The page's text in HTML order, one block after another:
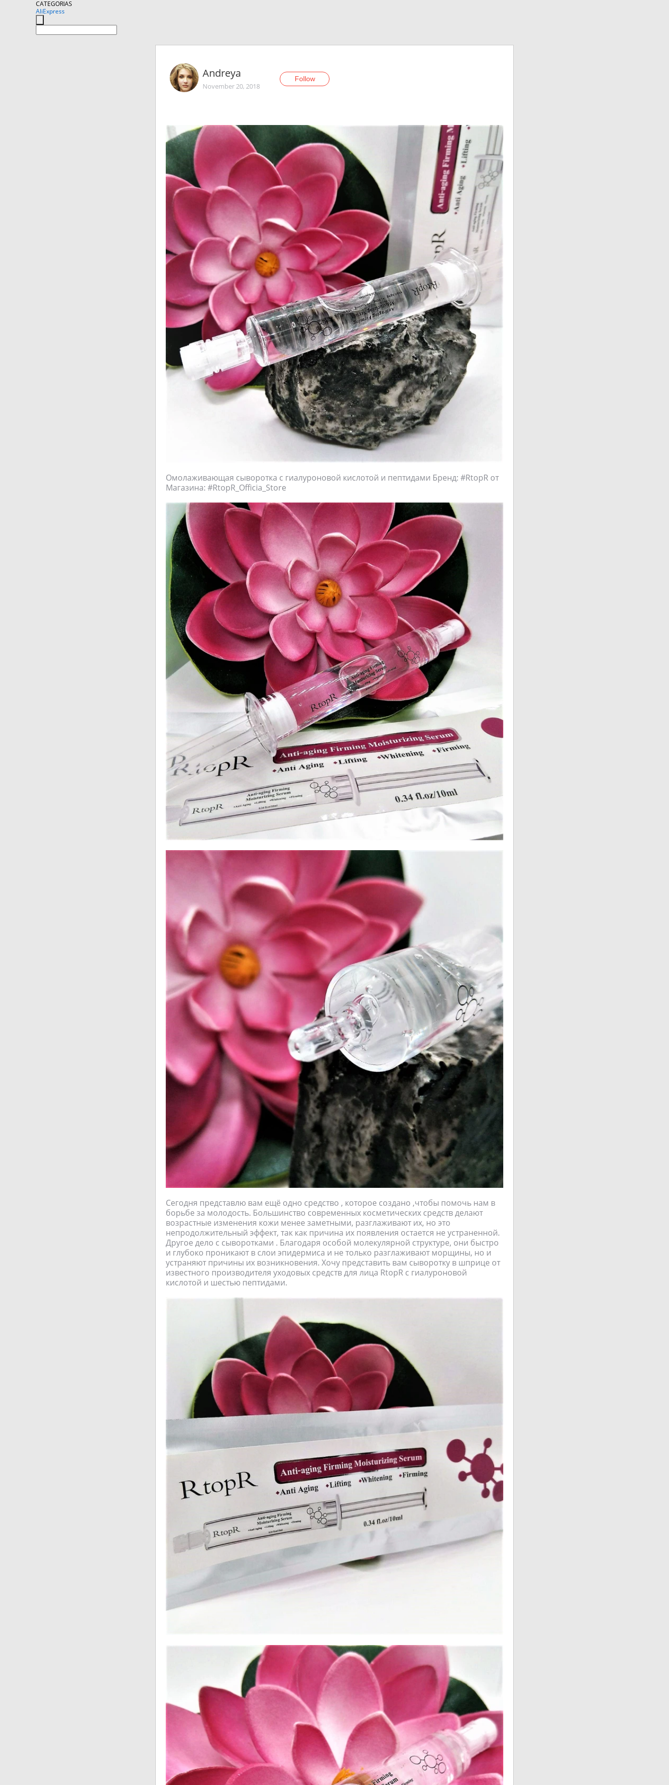
CATEGORIAS
AliExpress
Andreуa
November 20, 2018
Follow
Омолаживающая сыворотка с гиалуроновой кислотой и пептидами Бренд: #RtopR от
Магазина: #RtopR_Officia_Store
Сегодня представлю вам ещё одно средство , которое создано ,чтобы помочь нам в
борьбе за молодость. Большинство современных косметических средств делают
возрастные изменения кожи менее заметными, разглаживают их, но это
непродолжительный эффект, так как причина их появления остается не устраненной.
Другое дело с сыворотками . Благодаря особой молекулярной структуре, они быстро
и глубоко проникают в слои эпидермиса и не только разглаживают морщины, но и
устраняют причины их возникновения. Хочу представить вам сыворотку в шприце от
известного производителя уходовых средств для лица RtopR с гиалуроновой
кислотой и шестью пептидами.